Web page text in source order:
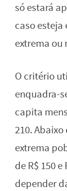
só estará
caso esteja
extrema ou
O critério
enquadra-
capita
210.
extrema
de R$ 150
depender